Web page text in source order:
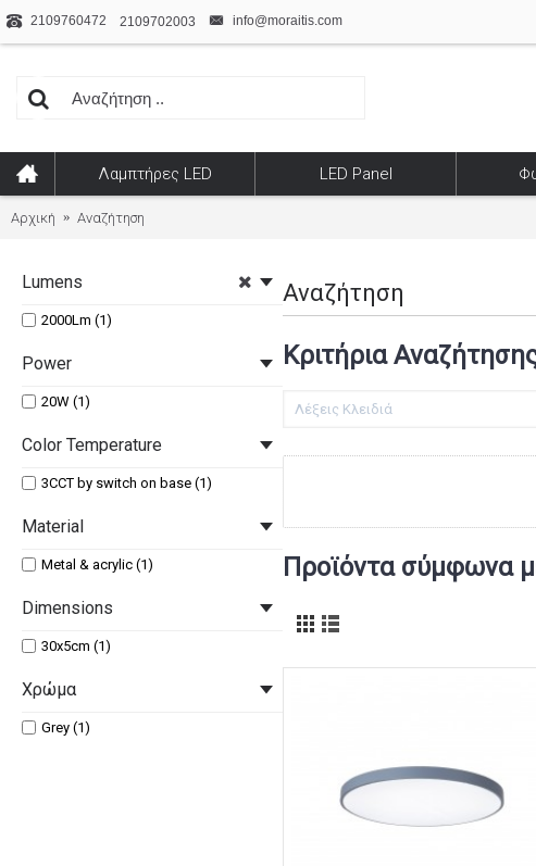
2109760472 2109702003 info@moraitis.com
Λαμπτήρες LED LED Panel
Αρχική Αναζήτηση
Lumens
2000Lm (1)
Power
20W (1)
Color Temperature
3CCT by switch on base (1)
Material
Metal & acrylic (1)
Dimensions
30x5cm (1)
Χρώμα
Grey (1)
Αναζήτηση
Κριτήρια
Προϊόντα σύμφωνα